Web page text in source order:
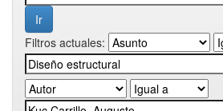
Filtros actuales: